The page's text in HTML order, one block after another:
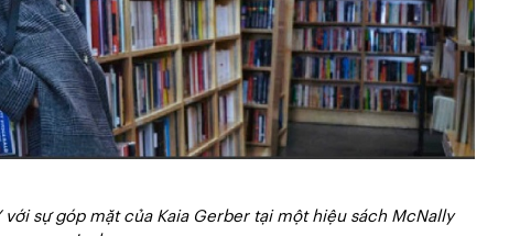
với sự góp mặt của Kaia Gerber tại một hiệu sách McNally